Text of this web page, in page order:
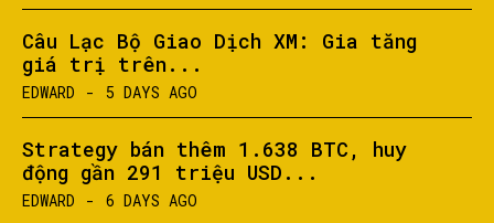
Câu Lạc Bộ Giao Dịch XM: Gia tăng
giá trị trên...
EDWARD - 5 DAYS AGO
Strategy bán thêm 1.638 BTC, huy
động gần 291 triệu USD...
EDWARD - 6 DAYS AGO